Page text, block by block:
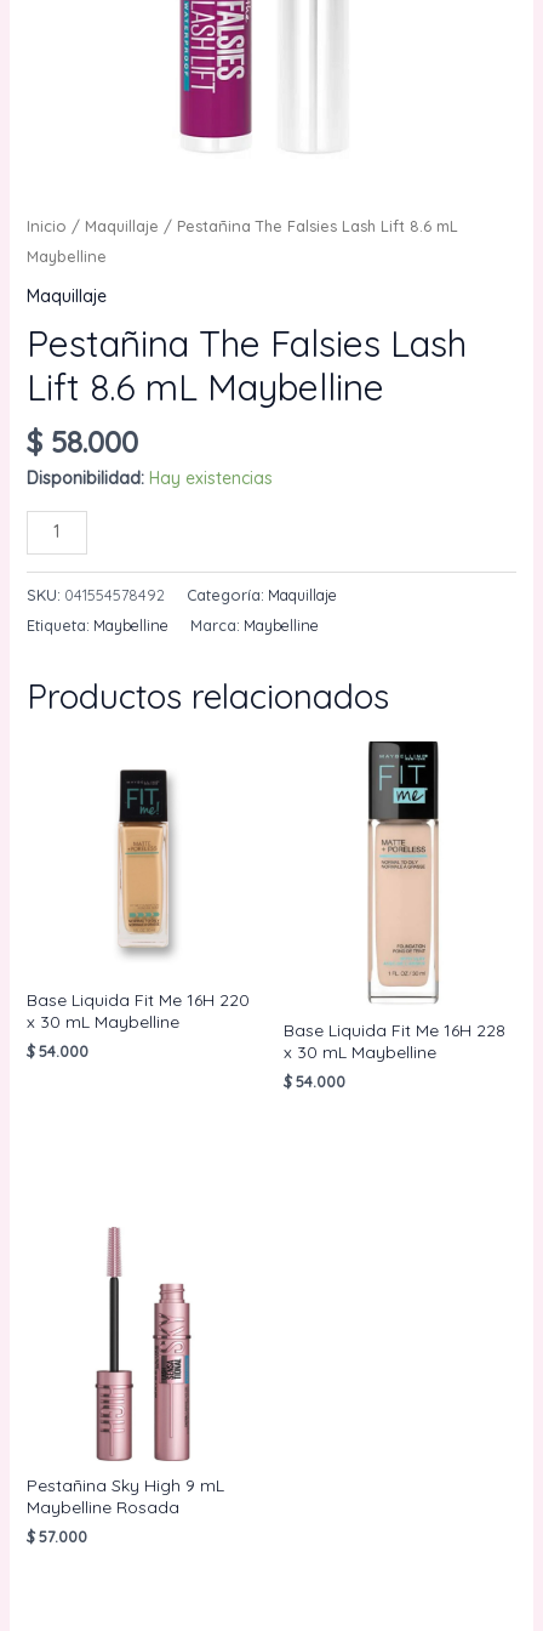
Inicio / Maquillaje / Pestañina The Falsies Lash Lift 8.6 mL
Maybelline
Maquillaje
Pestañina The Falsies Lash
Lift 8.6 mL Maybelline
$58.000
Disponibilidad: Hay existencias
Pestañina
The
Falsies
Lash
mL
SKU: 041554578492 Categoría: Maquillaje
Etiqueta: Maybelline Marca: Maybelline
Productos relacionados
Base Liquida Fit Me 16H 220
x 30 mL Maybelline
$54.000
Base Liquida Fit Me 16H 228
x 30 mL Maybelline
$54.000
Pestañina Sky High 9 mL
Maybelline Rosada
$57.000